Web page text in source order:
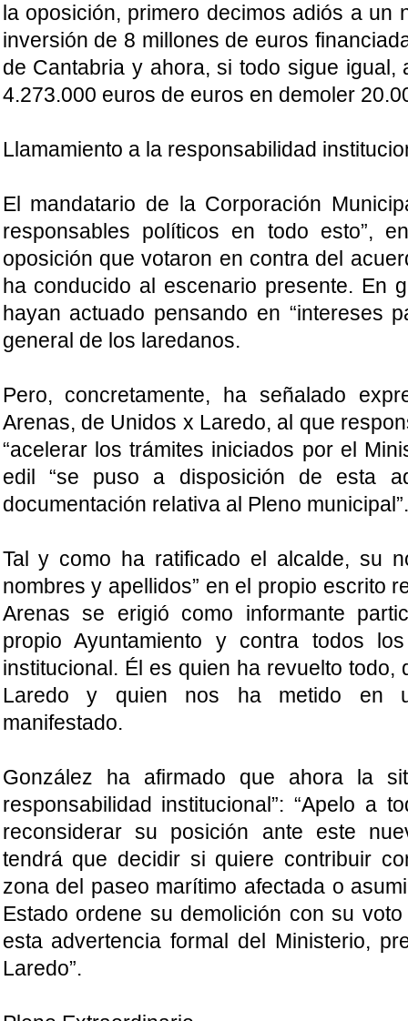
la oposición, primero decimos adiós a un
inversión de 8 millones de euros
de Cantabria y ahora, si todo sigue igual,
4.273.000 euros de euros en demoler
Llamamiento a la responsabilidad
El mandatario de la Corporación
responsables políticos en todo esto”,
oposición que votaron en contra del
ha conducido al escenario presente. En
hayan actuado pensando en “intereses
general de los laredanos.
Pero, concretamente, ha señalado
Arenas, de Unidos x Laredo, al que
“acelerar los trámites iniciados por el
edil “se puso a disposición de esta
documentación relativa al Pleno municipal”.
Tal y como ha ratificado el alcalde, su
nombres y apellidos” en el propio escrito
Arenas se erigió como informante
propio Ayuntamiento y contra todos
institucional. Él es quien ha revuelto
Laredo y quien nos ha metido en
manifestado.
González ha afirmado que ahora la
responsabilidad institucional”: “Apelo a
reconsiderar su posición ante este
tendrá que decidir si quiere contribuir
zona del paseo marítimo afectada o
Estado ordene su demolición con su
esta advertencia formal del Ministerio,
Laredo”.